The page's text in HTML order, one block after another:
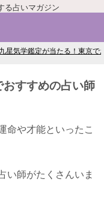
る占いマガジン
九星気学鑑定が当たる！東京で
すすめの占い師
命や才能といったこ
い師がたくさんいま